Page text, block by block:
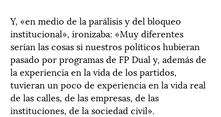
Y, «en medio de la parálisis y del bloqueo
institucional», ironizaba: «Muy diferentes
serían las cosas si nuestros políticos hubieran
pasado por programas de FP Dual y, además de
la experiencia en la vida de los partidos,
tuvieran un poco de experiencia en la vida real
de las calles, de las empresas, de las
instituciones, de la sociedad civil».